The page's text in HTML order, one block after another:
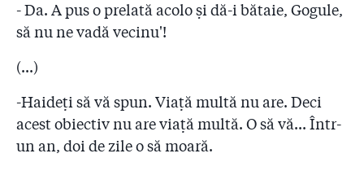
- Da. A pus o prelată acolo și dă-i bătaie, Gogule,
să nu ne vadă vecinu'!
(...)
-Haideți să vă spun. Viață multă nu are. Deci
acest obiectiv nu are viață multă. O să vă... Într-
un an, doi de zile o să moară.